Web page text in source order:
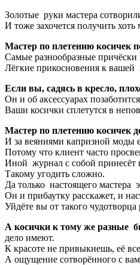
Золотые руки мастера
И тоже захочется получить
Мастер по плетению косичек
Самые разнообразные
Лёгкие прикосновения к
Если вы, садясь в кресло,
Он и об аксессуарах
Ваши косички сплетутся в
Мастер по плетению косичек
И за веяниями капризной моды
Потому что клиент часто
Иной журнал с собой принесёт
Такому угодить сложно.
Да только настоящего мастера
Он и прибаутку расскажет, и
Уйдёте вы от такого
А косички к тому же разные
дело имеют.
К красоте не привыкнешь, её
А ощущение сотворённого с